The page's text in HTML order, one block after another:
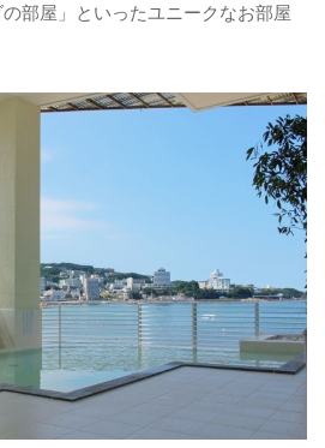
部屋」といったユニークなお部屋